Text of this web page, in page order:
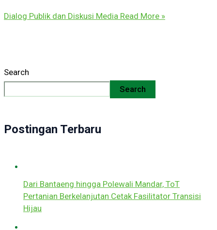
Dialog Publik dan Diskusi Media Read More »
Search
Search
Postingan Terbaru
Dari Bantaeng hingga Polewali Mandar, ToT
Pertanian Berkelanjutan Cetak Fasilitator Transisi
Hijau